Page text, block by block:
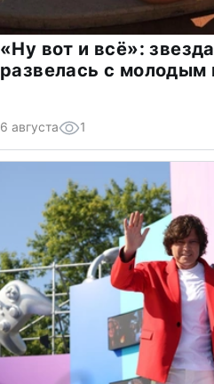
«Ну вот и всё»:
развелась с
6 августа 1